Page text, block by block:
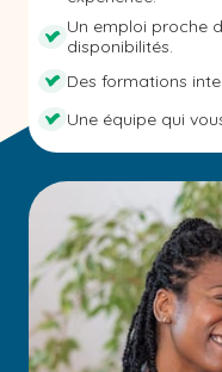
Un emploi proche
disponibilités.
Des formations
Une équipe qui